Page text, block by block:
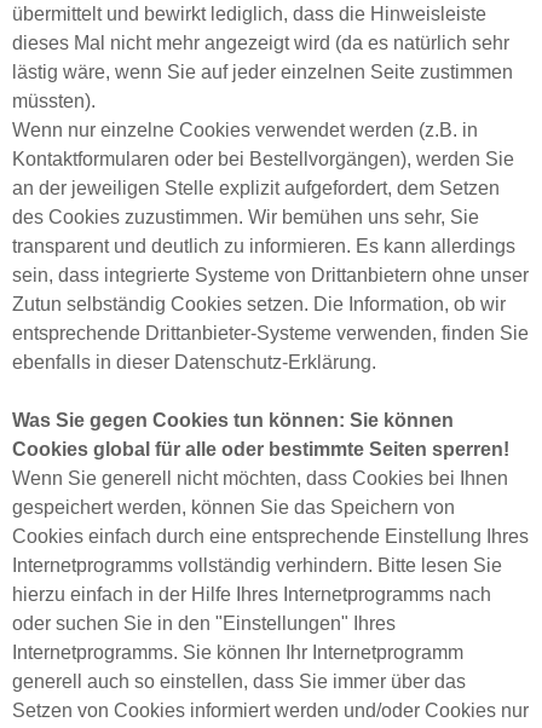
übermittelt und bewirkt lediglich, dass die Hinweisleiste
dieses Mal nicht mehr angezeigt wird (da es natürlich sehr
lästig wäre, wenn Sie auf jeder einzelnen Seite zustimmen
müssten).
Wenn nur einzelne Cookies verwendet werden (z.B. in
Kontaktformularen oder bei Bestellvorgängen), werden Sie
an der jeweiligen Stelle explizit aufgefordert, dem Setzen
des Cookies zuzustimmen. Wir bemühen uns sehr, Sie
transparent und deutlich zu informieren. Es kann allerdings
sein, dass integrierte Systeme von Drittanbietern ohne unser
Zutun selbständig Cookies setzen. Die Information, ob wir
entsprechende Drittanbieter-Systeme verwenden, finden Sie
ebenfalls in dieser Datenschutz-Erklärung.
Was Sie gegen Cookies tun können: Sie können
Cookies global für alle oder bestimmte Seiten sperren!
Wenn Sie generell nicht möchten, dass Cookies bei Ihnen
gespeichert werden, können Sie das Speichern von
Cookies einfach durch eine entsprechende Einstellung Ihres
Internetprogramms vollständig verhindern. Bitte lesen Sie
hierzu einfach in der Hilfe Ihres Internetprogramms nach
oder suchen Sie in den "Einstellungen" Ihres
Internetprogramms. Sie können Ihr Internetprogramm
generell auch so einstellen, dass Sie immer über das
Setzen von Cookies informiert werden und/oder Cookies nur